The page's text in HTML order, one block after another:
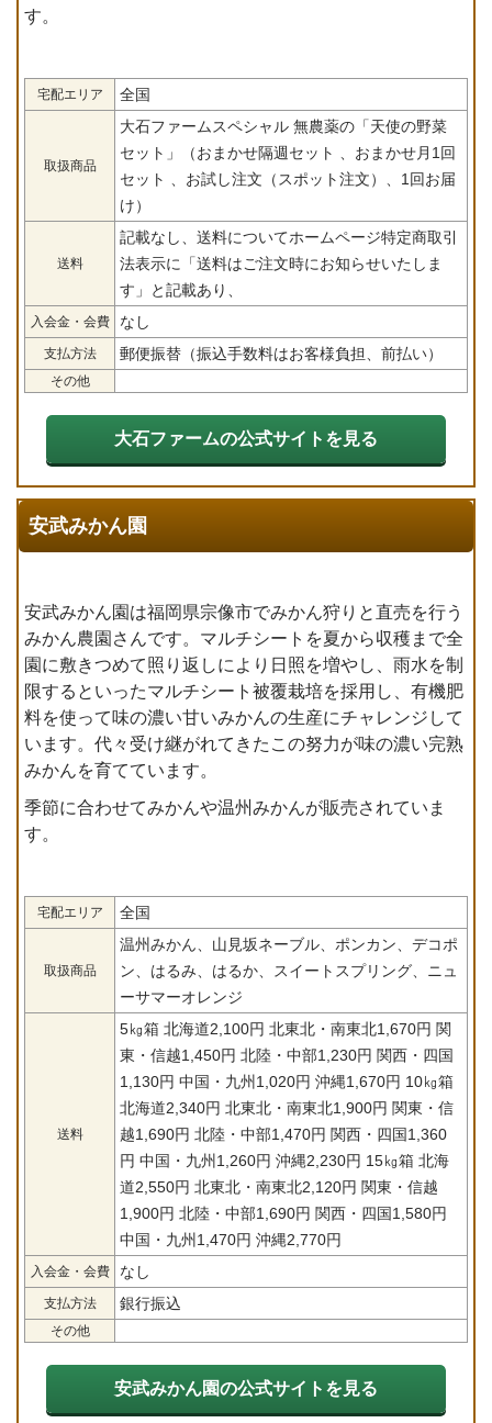
す。
宅配エリア 全国
取扱商品
大石ファームスペシャル 無農薬の「天使の野菜
セット」（おまかせ隔週セット 、おまかせ月1回
セット 、お試し注文（スポット注文）、1回お届
け）
送料
記載なし、送料についてホームページ特定商取引
法表示に「送料はご注文時にお知らせいたしま
す」と記載あり、
入会金・会費 なし
支払方法 郵便振替（振込手数料はお客様負担、前払い）
その他
大石ファームの公式サイトを見る
安武みかん園
安武みかん園は福岡県宗像市でみかん狩りと直売を行う
みかん農園さんです。マルチシートを夏から収穫まで全
園に敷きつめて照り返しにより日照を増やし、雨水を制
限するといったマルチシート被覆栽培を採用し、有機肥
料を使って味の濃い甘いみかんの生産にチャレンジして
います。代々受け継がれてきたこの努力が味の濃い完熟
みかんを育てています。
季節に合わせてみかんや温州みかんが販売されていま
す。
宅配エリア 全国
取扱商品
温州みかん、山見坂ネーブル、ポンカン、デコポ
ン、はるみ、はるか、スイートスプリング、ニュ
ーサマーオレンジ
送料
5㎏箱 北海道2,100円 北東北・南東北1,670円 関
東・信越1,450円 北陸・中部1,230円 関西・四国
1,130円 中国・九州1,020円 沖縄1,670円 10㎏箱
北海道2,340円 北東北・南東北1,900円 関東・信
越1,690円 北陸・中部1,470円 関西・四国1,360
円 中国・九州1,260円 沖縄2,230円 15㎏箱 北海
道2,550円 北東北・南東北2,120円 関東・信越
1,900円 北陸・中部1,690円 関西・四国1,580円
中国・九州1,470円 沖縄2,770円
入会金・会費 なし
支払方法 銀行振込
その他
安武みかん園の公式サイトを見る